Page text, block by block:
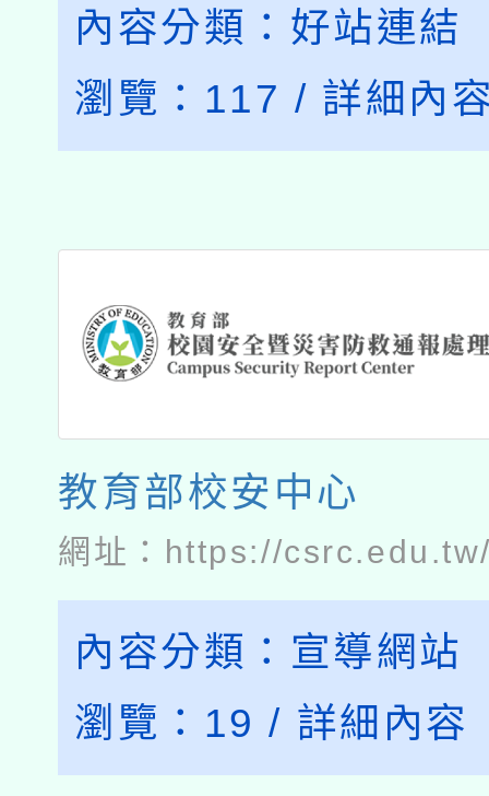
內容分類： 好站連結
瀏覽： 117 / 詳細內
教育部校安中心
網址： https://
內容分類： 宣導網站
瀏覽： 19 / 詳細內容